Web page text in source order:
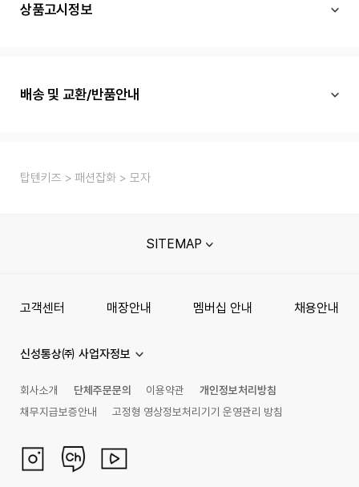
상품고시정보
배송 및 교환/반품안내
탑텐키즈 패션잡화 모자
SITEMAP
고객센터 매장안내 멤버십 안내 채용안내
신성통상㈜ 사업자정보
회사소개 단체주문문의 이용약관
개인정보처리방침
채무지급보증안내
고정형 영상정보처리기기 운영관리 방침